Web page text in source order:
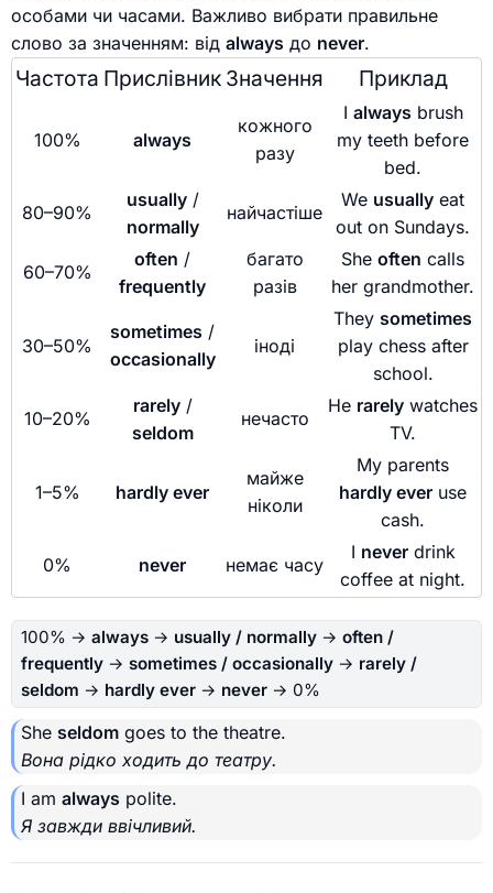
особами чи часами. Важливо вибрати правильне
слово за значенням: від always до never.
Частота Прислівник Значення Приклад
100% always
кожного
разу
I always brush
my teeth before
bed.
80–90%
usually/
normally
найчастіше
We usually eat
out on Sundays.
60–70%
often /
frequently
багато
разів
She often calls
her grandmother.
30–50%
sometimes /
occasionally
іноді
They sometimes
play chess after
school.
10–20%
rarely/
seldom
нечасто
He rarely watches
TV.
1–5% hardly ever
майже
ніколи
My parents
hardly ever use
cash.
0% never немає часу
I neverdrink
coffee at night.
100% → always → usually / normally → often /
frequently → sometimes / occasionally → rarely /
seldom → hardly ever → never → 0%
She seldom goes to the theatre.
Вона рідко ходить до театру.
I am always polite.
Я завжди ввічливий.